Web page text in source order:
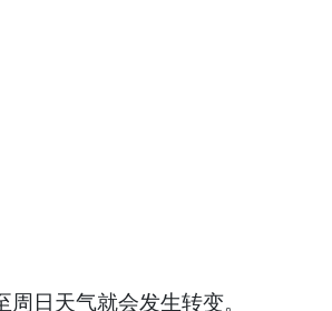
日天气就会发生转变。